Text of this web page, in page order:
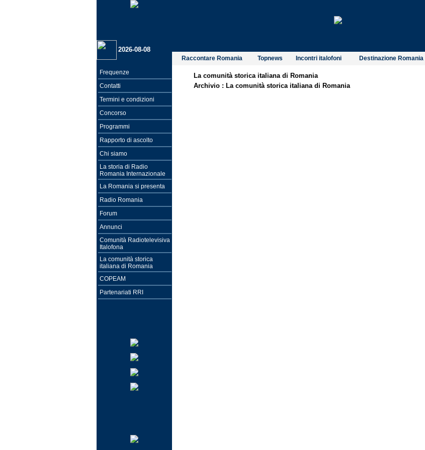
2026-08-08
Raccontare Romania Topnews Incontri italofoni Destinazione Romania
Frequenze
Contatti
Termini e condizioni
Concorso
Programmi
Rapporto di ascolto
Chi siamo
La storia di Radio
Romania Internazionale
La Romania si presenta
Radio Romania
Forum
Annunci
Comunità Radiotelevisiva
Italofona
La comunità storica
italiana di Romania
COPEAM
Partenariati RRI
La comunità storica italiana di Romania
Archivio : La comunità storica italiana di Romania